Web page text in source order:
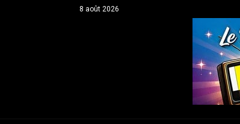
8 août 2026